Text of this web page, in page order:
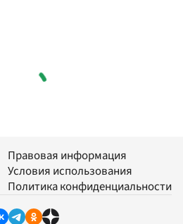
Правовая информация
Условия использования
Политика конфиденциальности